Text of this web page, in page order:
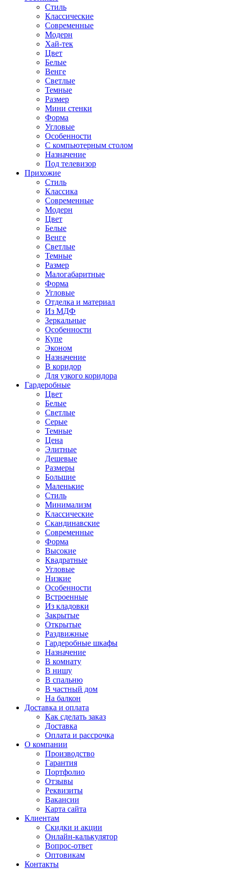
Стиль
Классические
Современные
Модерн
Хай-тек
Цвет
Белые
Венге
Светлые
Темные
Размер
Мини стенки
Форма
Угловые
Особенности
С компьютерным столом
Назначение
Под телевизор
Прихожие
Стиль
Классика
Современные
Модерн
Цвет
Белые
Венге
Светлые
Темные
Размер
Малогабаритные
Форма
Угловые
Отделка и материал
Из МДФ
Зеркальные
Особенности
Купе
Эконом
Назначение
В коридор
Для узкого коридора
Гардеробные
Цвет
Белые
Светлые
Серые
Темные
Цена
Элитные
Дешевые
Размеры
Большие
Маленькие
Стиль
Минимализм
Классические
Скандинавские
Современные
Форма
Высокие
Квадратные
Угловые
Низкие
Особенности
Встроенные
Из кладовки
Закрытые
Открытые
Раздвижные
Гардеробные шкафы
Назначение
В комнату
В нишу
В спальню
В частный дом
На балкон
Доставка и оплата
Как сделать заказ
Доставка
Оплата и рассрочка
О компании
Производство
Гарантия
Портфолио
Отзывы
Реквизиты
Вакансии
Карта сайта
Клиентам
Скидки и акции
Онлайн-калькулятор
Вопрос-ответ
Оптовикам
Контакты